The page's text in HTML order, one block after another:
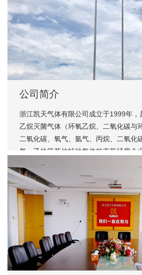
公司简介
浙江凯天气体有限公司成立于1999年
乙烷灭菌气体（环氧乙烷、二氧化碳与
二氧化碳、氧气、氩气、丙烷、二氧化
气、乙炔等其他特种气体的充装经营企
的环氧乙烷灭菌气体产品，在国内外医
很高的知名度。目前，国内外多家大中
及医疗灭菌企业均与我公司保持着长期
系。同时本公司具有多年经营危险货物
灭菌气体产品远销越南、泰国、马来西
东南亚国家，近年来的出口需求量呈逐
年疫情爆发以来，公司被浙江省经济和
情防控应急物资迫切配套企业名单。